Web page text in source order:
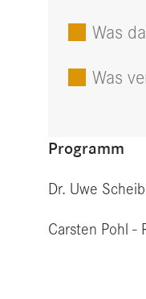
Was
Was
Programm
Dr. Uwe
Carsten Pohl -